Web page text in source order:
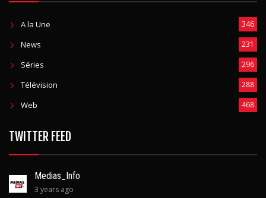
A la Une 346
News 231
Séries 296
Télévision 288
Web 468
TWITTER FEED
Medias_Info
3 years ago